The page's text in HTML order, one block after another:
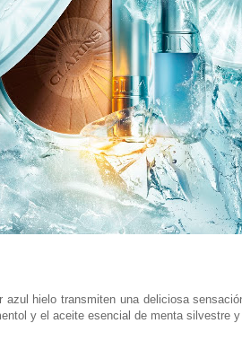
hielo transmiten una deliciosa
y el aceite esencial de menta silvestre